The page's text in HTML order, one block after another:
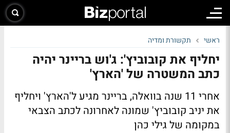
ראשי תקשורת ומדיה
יחליף את קובוביץ': ג'וש בריינר יהיה
כתב המשטרה של 'הארץ'
אחרי 11 שנה בוואלה, בריינר מגיע ל'הארץ' ויחליף
את יניב קובוביץ' שמונה לאחרונה לכתב הצבאי
במקומה של גילי כהן